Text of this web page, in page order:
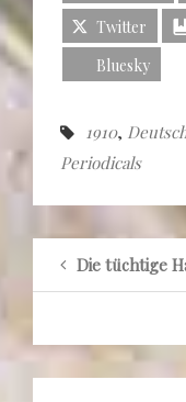
Twitter
Bluesky
1910,
Periodicals